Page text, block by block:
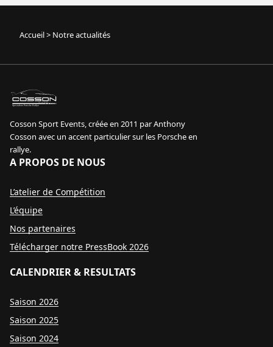
Accueil> Notre actualités
sport event
Specialiste Porsche Rallye
Cosson Sport Events, créée en 2011 par Anthony
Cosson avec un accent particulier sur les Porsche en
rallye.
A PROPOS DE NOUS
L’atelier de Compétition
L’équipe
Nos partenaires
Télécharger notre PressBook 2026
CALENDRIER & RESULTATS
Saison 2026
Saison 2025
Saison 2024